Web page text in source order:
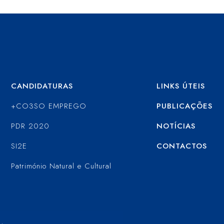
CANDIDATURAS
+CO3SO EMPREGO
PDR 2020
SI2E
Património Natural e Cultural
LINKS ÚTEIS
PUBLICAÇÕES
NOTÍCIAS
CONTACTOS